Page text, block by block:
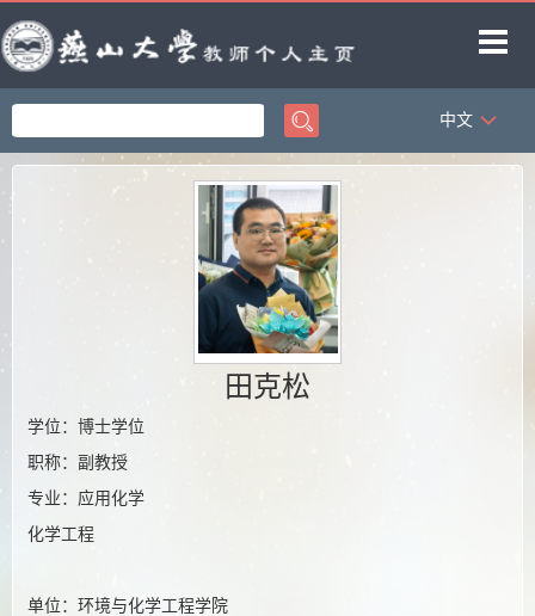
首页
科学研究
中文
田克松
学位：博士学位
职称：副教授
专业：应用化学
化学工程
单位：环境与化学工程学院